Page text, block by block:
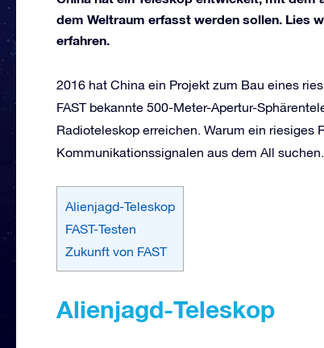
dem Weltraum erfasst werden sollen. Lies
erfahren.
2016 hat China ein Projekt zum Bau eines
FAST bekannte 500-Meter-Apertur-
Radioteleskop erreichen. Warum ein riesiges
Kommunikationssignalen aus dem All suchen.
Alienjagd-Teleskop
FAST-Testen
Zukunft von FAST
Alienjagd-Teleskop